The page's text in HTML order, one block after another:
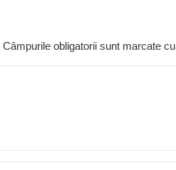
Câmpurile obligatorii sunt marcate cu